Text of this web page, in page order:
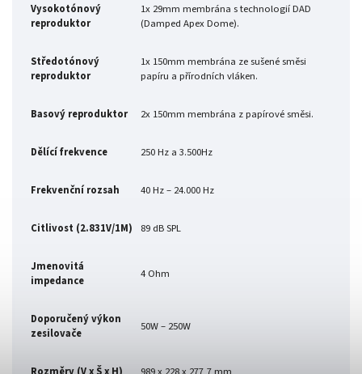
Vysokotónový
reproduktor
1x 29mm membrána s technologií DAD
(Damped Apex Dome).
Středotónový
reproduktor
1x 150mm membrána ze sušené směsi
papíru a přírodních vláken.
Basový reproduktor 2x 150mm membrána z papírové směsi.
Dělící frekvence 250 Hz a 3.500Hz
Frekvenční rozsah 40 Hz – 24.000 Hz
Citlivost (2.831V/1M) 89 dB SPL
Jmenovitá
impedance
4 Ohm
Doporučený výkon
zesilovače
50W – 250W